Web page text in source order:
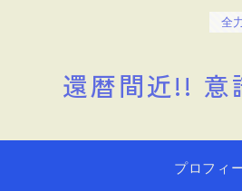
全
還暦間近!! 意
プロフィ